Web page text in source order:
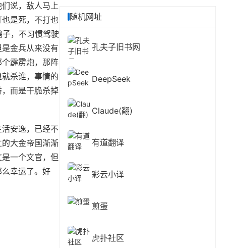
说，敌人马上
是死，不打也
，不习惯驾驶
金兵从来没有
霹雳炮，那阵
杀谁，事情的
而是干脆杀掉
安逸，已经不
大金帝国渐渐
一个文官，但
幸运了。好
随机网址
孔夫子旧书网
DeepSeek
Claude(翻)
有道翻译
彩云小译
煎蛋
虎扑社区